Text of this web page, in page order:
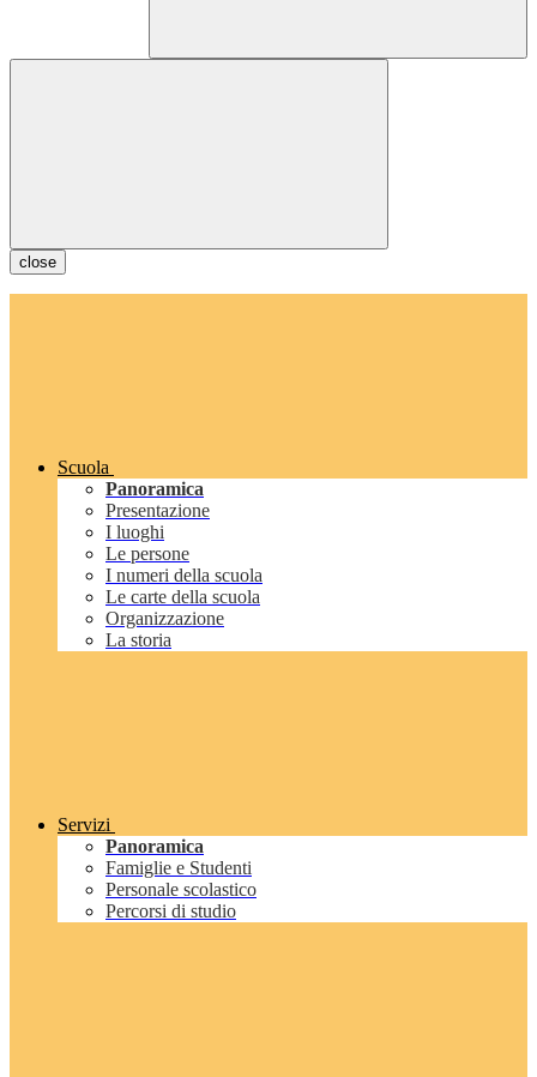
close
Scuola
Panoramica
Presentazione
I luoghi
Le persone
I numeri della scuola
Le carte della scuola
Organizzazione
La storia
Servizi
Panoramica
Famiglie e Studenti
Personale scolastico
Percorsi di studio